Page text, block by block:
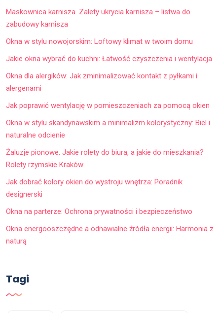
Maskownica karnisza. Zalety ukrycia karnisza – listwa do
zabudowy karnisza
Okna w stylu nowojorskim: Loftowy klimat w twoim domu
Jakie okna wybrać do kuchni: Łatwość czyszczenia i wentylacja
Okna dla alergików: Jak zminimalizować kontakt z pyłkami i
alergenami
Jak poprawić wentylację w pomieszczeniach za pomocą okien
Okna w stylu skandynawskim a minimalizm kolorystyczny: Biel i
naturalne odcienie
Żaluzje pionowe. Jakie rolety do biura, a jakie do mieszkania?
Rolety rzymskie Kraków
Jak dobrać kolory okien do wystroju wnętrza: Poradnik
designerski
Okna na parterze: Ochrona prywatności i bezpieczeństwo
Okna energooszczędne a odnawialne źródła energii: Harmonia z
naturą
Tagi